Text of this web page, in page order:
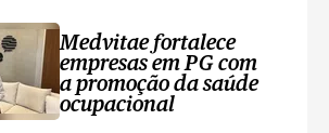
Medvitae fortalece
empresas em PG com
a promoção da saúde
ocupacional